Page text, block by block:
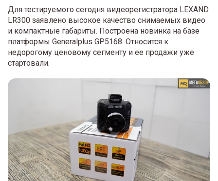
Для тестируемого сегодня видеорегистратора LEXAND
LR300 заявлено высокое качество снимаемых видео
и компактные габариты. Построена новинка на базе
платформы Generalplus GP5168. Относится к
недорогому ценовому сегменту и ее продажи уже
стартовали.